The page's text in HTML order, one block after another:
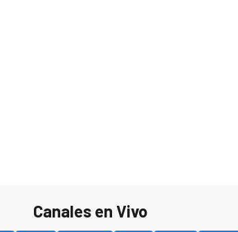
Canales en Vivo